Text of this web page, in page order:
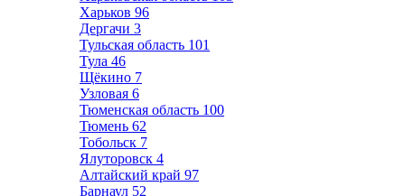
Харьков 96
Дергачи 3
Тульская область 101
Тула 46
Щёкино 7
Узловая 6
Тюменская область 100
Тюмень 62
Тобольск 7
Ялуторовск 4
Алтайский край 97
Барнаул 52